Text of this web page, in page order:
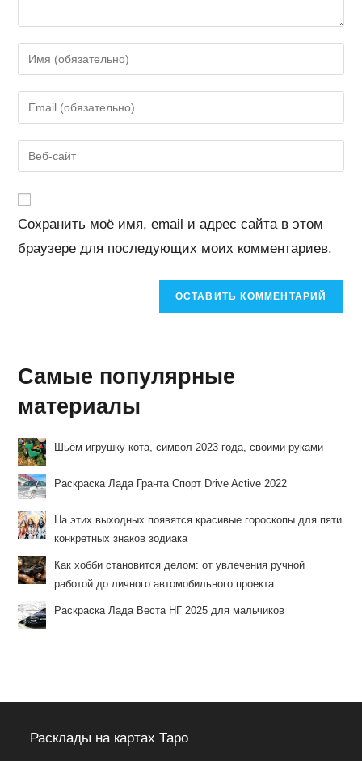
Введите
свое
имя
или
пользователя,
чтобы
прокомментировать
Введите
свой
email-
адрес,
Введите
URL
веб-
сайта
(необязательно)
Сохранить моё имя, email и адрес сайта в этом
браузере для последующих моих комментариев.
Самые популярные
материалы
Шьём игрушку кота, символ 2023 года, своими руками
Раскраска Лада Гранта Спорт Drive Active 2022
На этих выходных появятся красивые гороскопы для пяти
конкретных знаков зодиака
Как хобби становится делом: от увлечения ручной
работой до личного автомобильного проекта
Раскраска Лада Веста НГ 2025 для мальчиков
Расклады на картах Таро